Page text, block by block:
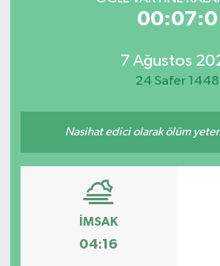
00:07:0
7 Ağustos
24 Safer 1448
Nasihat edici olarak ölüm
İMSAK
04:16